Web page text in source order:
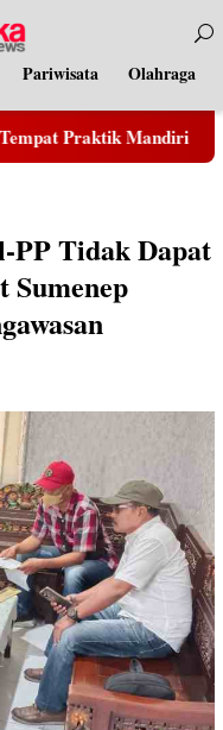
Pariwisata Olahraga
Praktik Mandiri Bidan
Tidak Dapat